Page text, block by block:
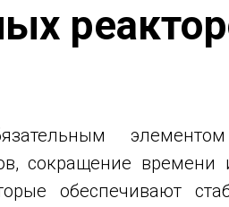
сокращение
обеспечивают